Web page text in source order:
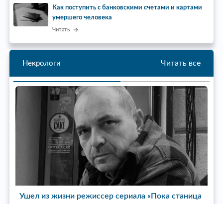
Как поступить с банковскими счетами и картами
умершего человека
Читать
Некрологи Читать все
Ушел из жизни режиссер сериала «Пока станица